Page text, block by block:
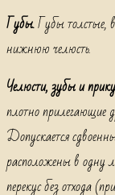
Губы.Губы толстые,
нижнюю челюсть.
Челюсти, зубы и
плотно прилегающие
Допускается
расположены в одну
перекус без отхода